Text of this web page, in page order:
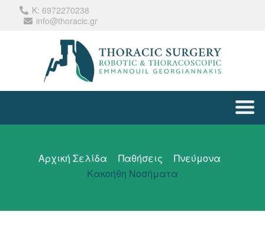
Κ: 6972270238
info@thoracic.gr
Αρχική Σελίδα Παθήσεις
Πνεύμονα
Κακοήθη Νοσήματα